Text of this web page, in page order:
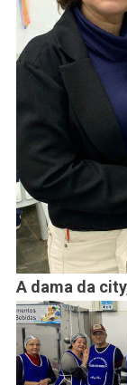
A dama da